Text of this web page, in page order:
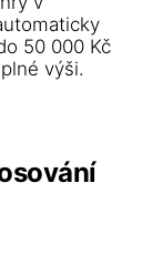
50 000 Kč
výši.